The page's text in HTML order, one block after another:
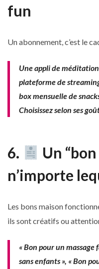
fun
Un abonnement, c’est le
Une appli de
plateforme de
box mensuelle de
Choisissez selon ses
6.
Un
n’importe
Les bons maison
ils sont créatifs ou
« Bon pour un massage
sans enfants », « Bon